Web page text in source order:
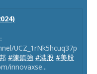
UCZ_1rNk5hcuq37p
#陳鎮強 #港股 #美股
innovaxse...